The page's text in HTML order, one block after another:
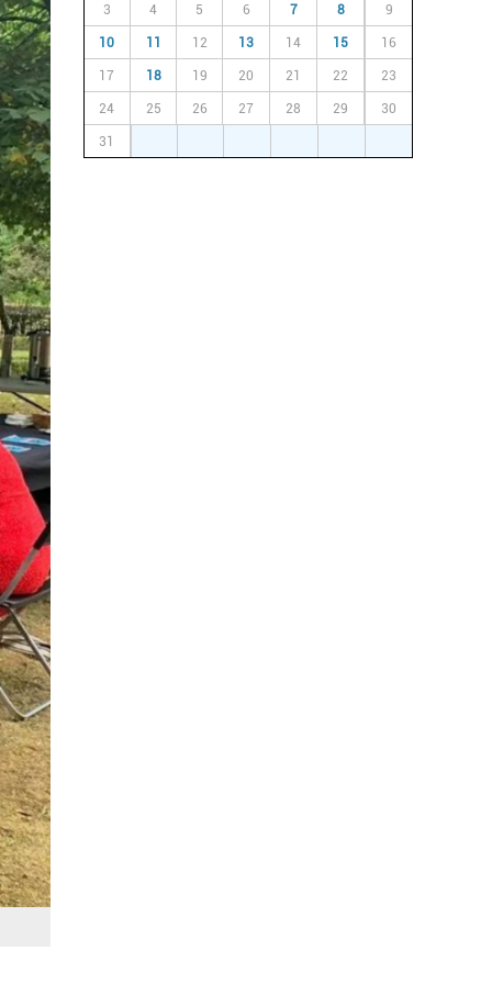
3 4 5 6 7 8 9
10 11 12 13 14 15 16
17 18 19 20 21 22 23
24 25 26 27 28 29 30
31